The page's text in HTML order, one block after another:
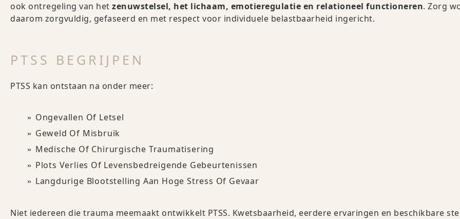
ook ontregeling van het zenuwstelsel, het lichaam, emotieregulatie en relationeel functioneren. Zorg
daarom zorgvuldig, gefaseerd en met respect voor individuele belastbaarheid ingericht.
PTSS BEGRIJPEN
PTSS kan ontstaan na onder meer:
Ongevallen Of Letsel
Geweld Of Misbruik
Medische Of Chirurgische Traumatisering
Plots Verlies Of Levensbedreigende Gebeurtenissen
Langdurige Blootstelling Aan Hoge Stress Of Gevaar
Niet iedereen die trauma meemaakt ontwikkelt PTSS. Kwetsbaarheid, eerdere ervaringen en beschikbare